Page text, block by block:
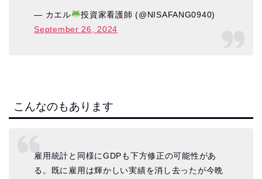
— カエル
投資家看護師 (@NISAFANG0940)
September 26, 2024
こんなのもあります
雇用統計と同様にGDPも下方修正の可能性があ
る。既に雇用は輝かしい実績を消し去ったが今晩